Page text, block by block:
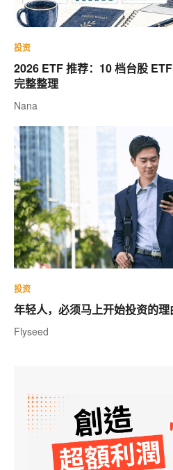
投资
2026 ETF 推荐：10 档台股
完整整理
Nana
投资
年轻人，必须马上开始投资的理
Flyseed